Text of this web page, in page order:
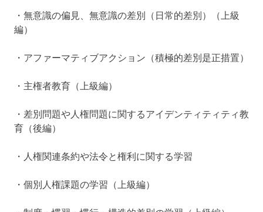
・無意識の偏見、無意識の差別（日常的差別）（上級
編）
・アファーマティブアクション（積極的差別是正措置）
・主権者教育（上級編）
・差別問題や人権問題に関するアイデンティティティ教
育（後編）
・人権関連条約や法令と権利に関する学習
・個別人権課題の学習（上級編）